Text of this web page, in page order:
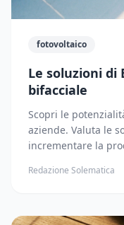
fotovoltaico
Le soluzioni di
bifacciale
Scopri le
aziende. Valuta le
incrementare la
Redazione Solematica